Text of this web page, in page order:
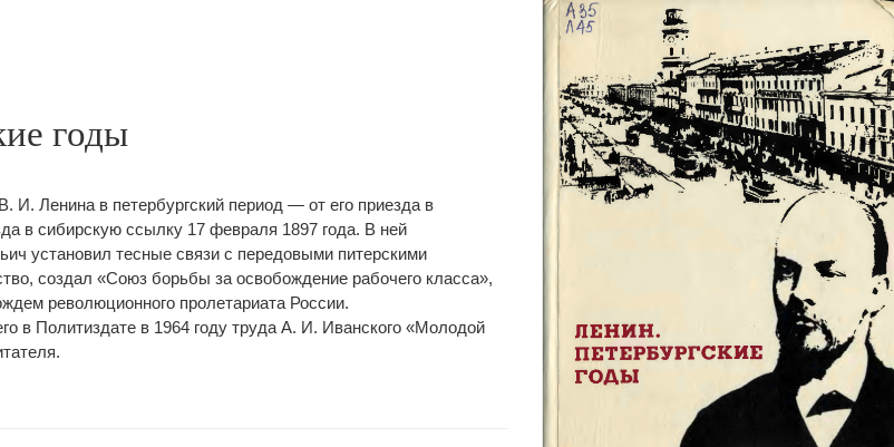
годы
И. Ленина в петербургский период — от его приезда в
в сибирскую ссылку 17 февраля 1897 года. В ней
установил тесные связи с передовыми питерскими
создал «Союз борьбы за освобождение рабочего класса»,
революционного пролетариата России.
в Политиздате в 1964 году труда А. И. Иванского «Молодой